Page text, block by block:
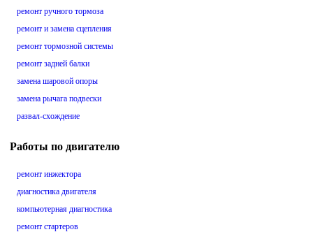
ремонт ручного тормоза
ремонт и замена сцепления
ремонт тормозной системы
ремонт задней балки
замена шаровой опоры
замена рычага подвески
развал-схождение
Работы по двигателю
ремонт инжектора
диагностика двигателя
компьютерная диагностика
ремонт стартеров